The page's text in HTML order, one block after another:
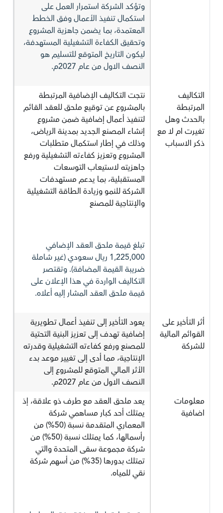
وتؤكد الشركة استمرار العمل على
استكمال تنفيذ الأعمال وفق الخطط
المعتمدة، بما يضمن جاهزية المشروع
وتحقيق الكفاءة التشغيلية المستهدفة،
ليكون التاريخ المتوقع للتسليم هو
النصف الاول من عام 2027م.
التكاليف
المرتبطة
بالحدث وهل
تغيرت ام لا مع
ذكر الاسباب
نتجت التكاليف الإضافية المرتبطة
بالمشروع عن توقيع ملحق للعقد القائم
لتنفيذ أعمال إضافية ضمن مشروع
إنشاء المصنع الجديد بمدينة الرياض،
وذلك في إطار استكمال متطلبات
المشروع وتعزيز كفاءته التشغيلية ورفع
جاهزيته لاستيعاب التوسعات
المستقبلية، بما يدعم مستهدفات
الشركة للنمو وزيادة الطاقة التشغيلية
والإنتاجية للمصنع
تبلغ قيمة ملحق العقد الإضافي
1,225,000 ريال سعودي (غير شاملة
ضريبة القيمة المضافة). وتقتصر
التكاليف الواردة في هذا الإعلان على
قيمة ملحق العقد المشار إليه أعلاه.
أثر التأخير على
القوائم المالية
للشركة
يعود التأخير إلى تنفيذ أعمال تطويرية
إضافية تهدف إلى تعزيز البنية التحتية
للمصنع ورفع كفاءته التشغيلية وقدرته
الإنتاجية، مما أدى إلى تغيير موعد بدء
الأثر المالي المتوقع للمشروع إلى
النصف الاول من عام 2027م.
معلومات
اضافية
يعد ملحق العقد مع طرف ذو علاقة، إذ
يمتلك أحد كبار مساهمي شركة
المعماري المتقدمة نسبة (50%) من
رأسمالها، كما يمتلك نسبة (50%) من
شركة مجموعة سقى المتحدة والتي
تمتلك بدورها (35%) من أسهم شركة
نقي للمياه.